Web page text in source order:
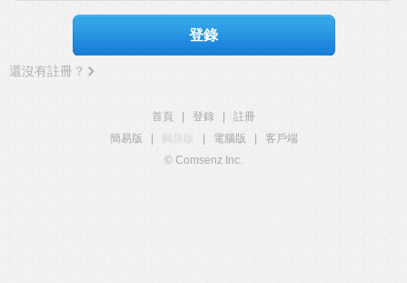
登錄
還沒有註冊？
首頁 登錄
註冊
簡易版
觸屏版 電腦版
客戶端
© Comsenz Inc.